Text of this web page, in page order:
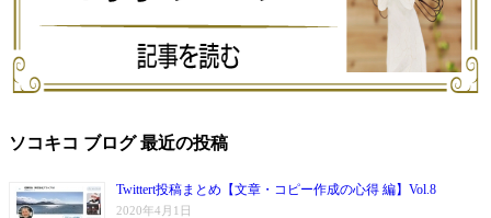
ソコキコ ブログ 最近の投稿
Twittert投稿まとめ【文章・コピー作成の心得 編】Vol.8
2020年4月1日